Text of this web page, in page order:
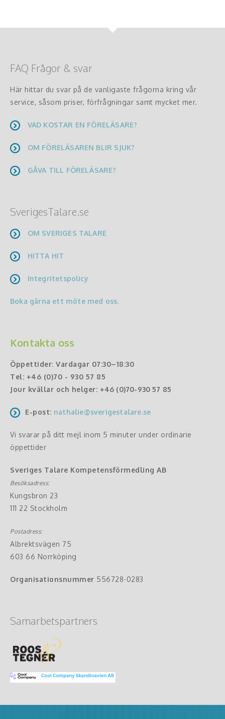
FAQ Frågor & svar
Här hittar du svar på de vanligaste frågorna kring vår
service, såsom priser, förfrågningar samt mycket mer.
VAD KOSTAR EN FÖRELÄSARE?
OM FÖRELÄSAREN BLIR SJUK?
GÅVA TILL FÖRELÄSARE?
SverigesTalare.se
OM SVERIGES TALARE
HITTA HIT
Integritetspolicy
Boka gärna ett möte med oss.
Kontakta oss
Öppettider: Vardagar 07:30–18:30
Tel: +46 (0)70 - 930 57 85
Jour kvällar och helger: +46 (0)70-930 57 85
E-post: nathalie@sverigestalare.se
Vi svarar på ditt mejl inom 5 minuter under ordinarie
öppettider
Sveriges Talare Kompetensförmedling AB
Besöksadress:
Kungsbron 23
111 22 Stockholm
Postadress:
Albrektsvägen 75
603 66 Norrköping
Organisationsnummer 556728-0283
Samarbetspartners